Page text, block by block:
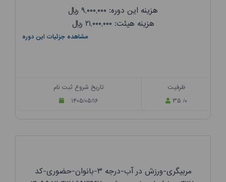
هزینه این دوره: ۹,۰۰۰,۰۰۰
ریال
هزینه هیئت: ۲۱,۰۰۰,۰۰۰
ریال
مشاهده جزئیات این دوره
تاریخ شروع ثبت نام
۱۴۰۵/۰۵/۱۶
ظرفیت
۳۵ /۰
مربیگری-ورزش در آب-درجه ۳-بانوان-حضوری-کد